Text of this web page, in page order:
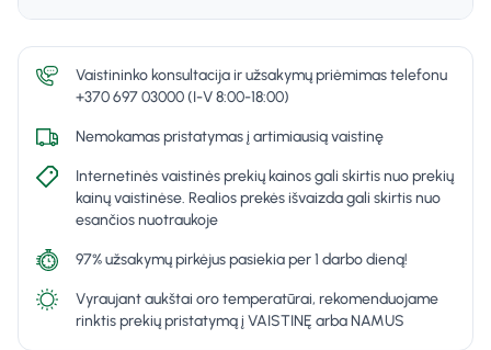
Vaistininko konsultacija ir užsakymų priėmimas telefonu
+370 697 03000 (I-V 8:00-18:00)
Nemokamas pristatymas į artimiausią vaistinę
Internetinės vaistinės prekių kainos gali skirtis nuo prekių
kainų vaistinėse. Realios prekės išvaizda gali skirtis nuo
esančios nuotraukoje
97% užsakymų pirkėjus pasiekia per 1 darbo dieną!
Vyraujant aukštai oro temperatūrai, rekomenduojame
rinktis prekių pristatymą į VAISTINĘ arba NAMUS